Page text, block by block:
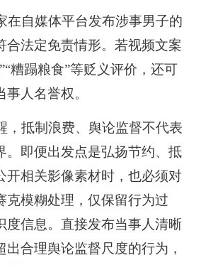
在自媒体平台发布涉事男子的
合法定免责情形。若视频文案
糟蹋粮食”等贬义评价，还可
人名誉权。
， 抵制浪费、舆论监督不代表
即便出发点是弘扬节约、抵
开相关影像素材时，也必须对
克模糊处理，仅保留行为过
度信息。直接发布当事人清晰
出合理舆论监督尺度的行为，